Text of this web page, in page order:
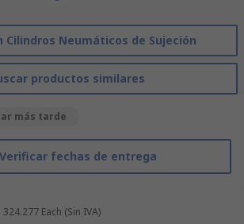
Cilindros Neumáticos de Sujeción
productos similares
más tarde
Verificar fechas de entrega
324.277 Each (Sin IVA)